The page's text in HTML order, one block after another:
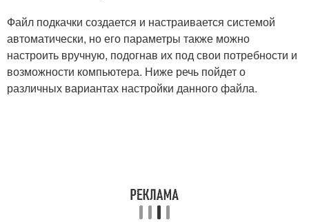
Файл подкачки создается и настраивается системой
автоматически, но его параметры также можно
настроить вручную, подогнав их под свои потребности и
возможности компьютера. Ниже речь пойдет о
различных вариантах настройки данного файла.